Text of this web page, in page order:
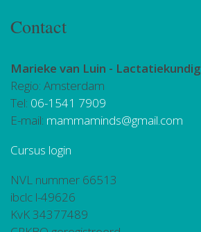
Contact
Marieke van Luin -
Regio: Amsterdam
Tel: 06-1541 7909
E-mail: mammaminds@gmail.com
Cursus login
NVL nummer 66513
ibclc l-49626
KvK 34377489